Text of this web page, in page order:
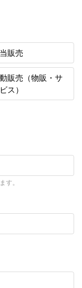
販売
販売（物販・サ
ス）
す。